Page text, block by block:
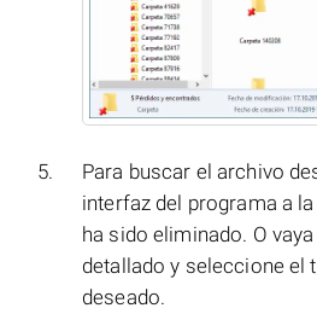
Para buscar el archivo
interfaz del programa a
ha sido eliminado. O
detallado y seleccione el
deseado.